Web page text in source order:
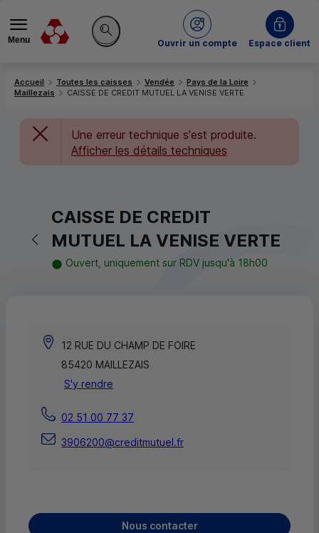
Menu
Rechercher sur le site
Ouvrir un compte
du Crédit MutuelEspace client
Accueil Toutes les caisses Vendée
Pays de la Loire
Maillezais
CAISSE DE CREDIT MUTUEL LA VENISE VERTE
Une erreur technique s'est produite.
Afficher les détails techniques
Retour vers la page précédente
CAISSE DE CREDIT
MUTUEL LA VENISE VERTE
Ouvert, uniquement sur RDV jusqu'à 18h00
12 RUE DU CHAMP DE FOIRE
85420 MAILLEZAIS
S'y rendre
02 51 00 77 37
3906200@creditmutuel.fr
Nous contacter